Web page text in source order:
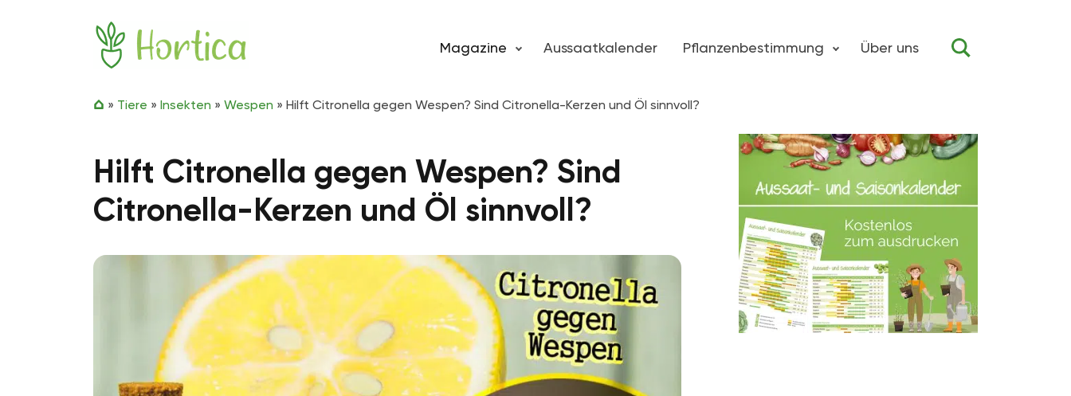
Magazine Aussaatkalender Pflanzenbestimmung Über uns
» Tiere » Insekten » Wespen » Hilft Citronella gegen Wespen? Sind Citronella-Kerzen und Öl sinnvoll?
Hilft Citronella gegen Wespen? Sind
Citronella-Kerzen und Öl sinnvoll?